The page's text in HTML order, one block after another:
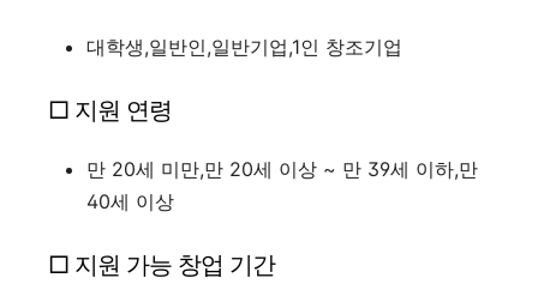
대학생,일반인,일반기업,1인 창조기업
□ 지원 연령
만 20세 미만,만 20세 이상 ~ 만 39세 이하,만
40세 이상
□ 지원 가능 창업 기간